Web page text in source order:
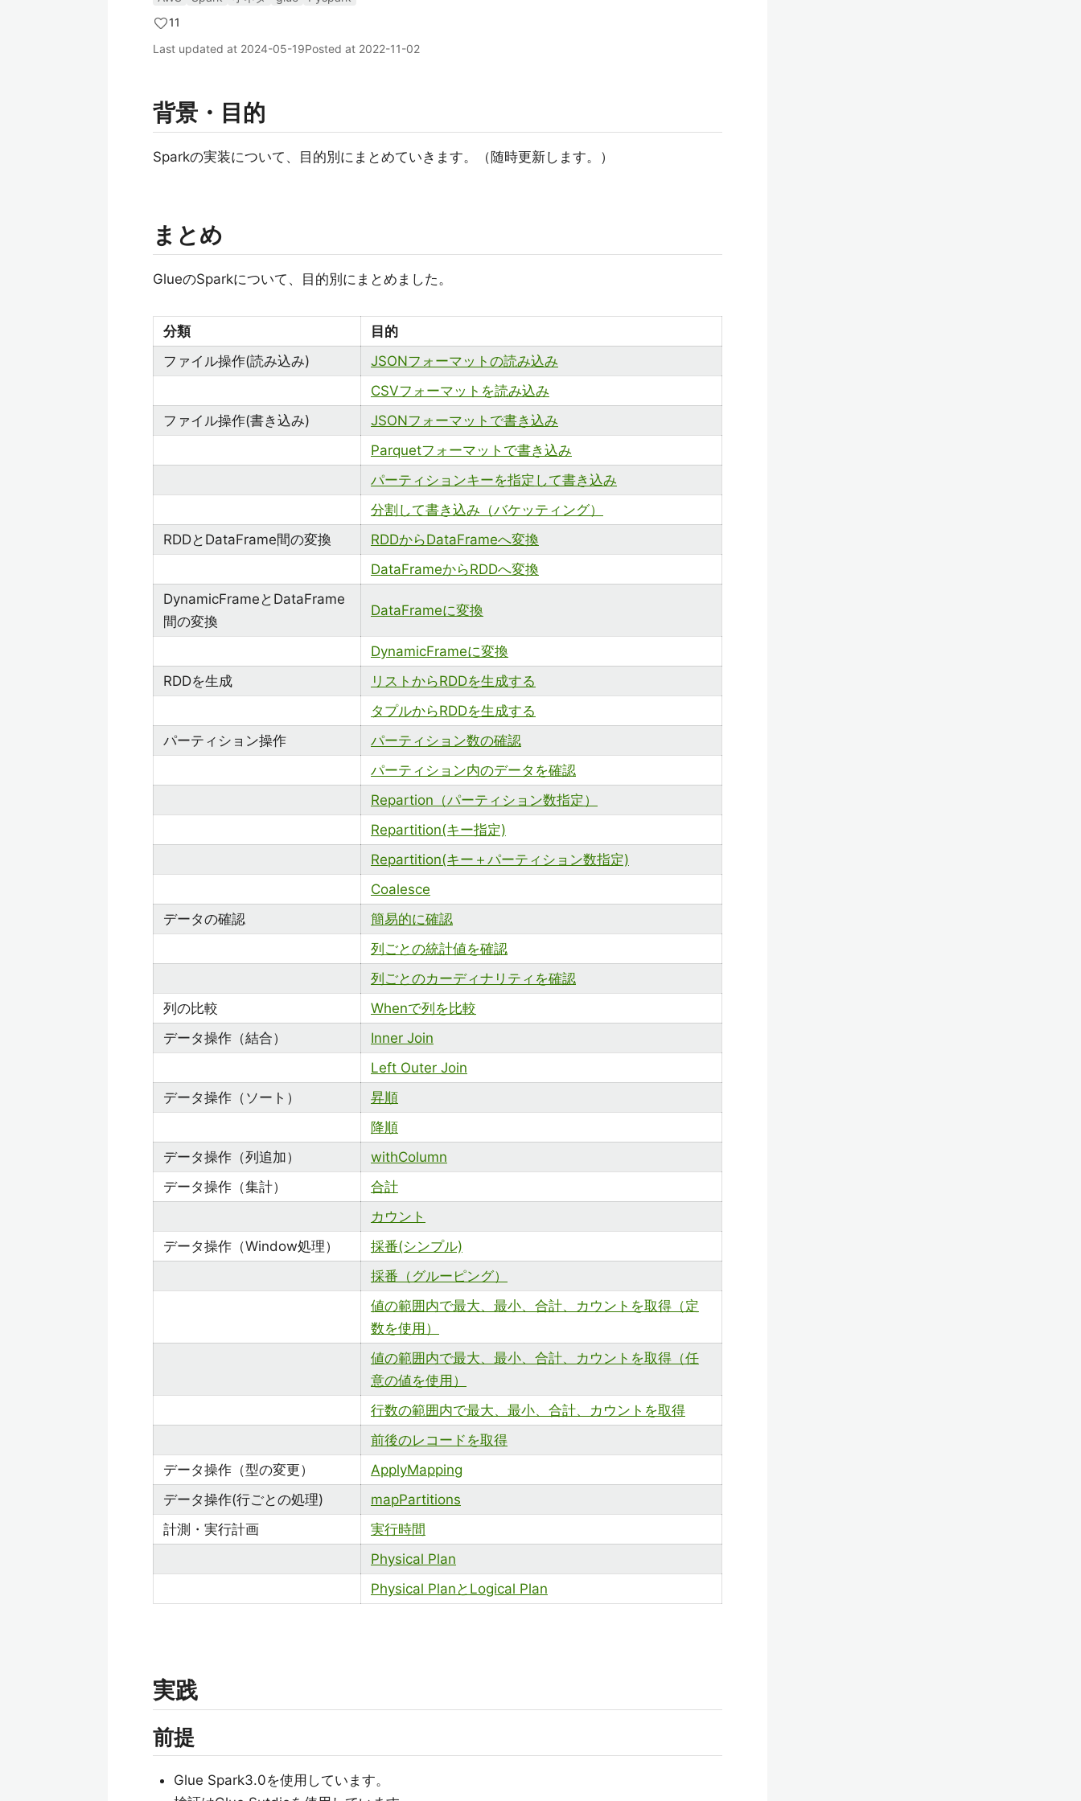
11
Last updated at 2024-05-19Posted at 2022-11-02
背景・目的
Sparkの実装について、目的別にまとめていきます。（随時更新します。）
まとめ
GlueのSparkについて、目的別にまとめました。
分類
目的
ファイル操作(読み込み)
JSONフォーマットの読み込み
CSVフォーマットを読み込み
ファイル操作(書き込み)
JSONフォーマットで書き込み
Parquetフォーマットで書き込み
パーティションキーを指定して書き込み
分割して書き込み（バケッティング）
RDDとDataFrame間の変換
RDDからDataFrameへ変換
DataFrameからRDDへ変換
DynamicFrameとDataFrame
間の変換
DataFrameに変換
DynamicFrameに変換
RDDを生成
リストからRDDを生成する
タプルからRDDを生成する
パーティション操作
パーティション数の確認
パーティション内のデータを確認
Repartion（パーティション数指定）
Repartition(キー指定)
Repartition(キー＋パーティション数指定)
Coalesce
データの確認
簡易的に確認
列ごとの統計値を確認
列ごとのカーディナリティを確認
列の比較
Whenで列を比較
データ操作（結合）
Inner Join
Left Outer Join
データ操作（ソート）
昇順
降順
データ操作（列追加）
withColumn
データ操作（集計）
合計
カウント
データ操作（Window処理）
採番(シンプル)
採番（グルーピング）
値の範囲内で最大、最小、合計、カウントを取得（定
数を使用）
値の範囲内で最大、最小、合計、カウントを取得（任
意の値を使用）
行数の範囲内で最大、最小、合計、カウントを取得
前後のレコードを取得
データ操作（型の変更）
ApplyMapping
データ操作(行ごとの処理)
mapPartitions
計測・実行計画
実行時間
Physical Plan
Physical PlanとLogical Plan
実践
前提
Glue Spark3.0を使用しています。